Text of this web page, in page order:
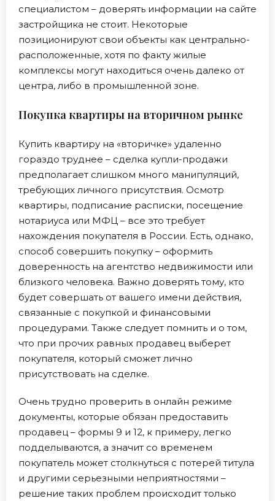
специалистом – доверять информации на сайте
застройщика не стоит. Некоторые
позиционируют свои объекты как центрально-
расположенные, хотя по факту жилые
комплексы могут находиться очень далеко от
центра, либо в промышленной зоне.
Покупка квартиры на вторичном рынке
Купить квартиру на «вторичке» удаленно
гораздо труднее – сделка купли-продажи
предполагает слишком много манипуляций,
требующих личного присутствия. Осмотр
квартиры, подписание расписки, посещение
нотариуса или МФЦ – все это требует
нахождения покупателя в России. Есть, однако,
способ совершить покупку – оформить
доверенность на агентство недвижимости или
близкого человека. Важно доверять тому, кто
будет совершать от вашего имени действия,
связанные с покупкой и финансовыми
процедурами. Также следует помнить и о том,
что при прочих равных продавец выберет
покупателя, который сможет лично
присутствовать на сделке.
Очень трудно проверить в онлайн режиме
документы, которые обязан предоставить
продавец – формы 9 и 12, к примеру, легко
подделываются, а значит со временем
покупатель может столкнуться с потерей титула
и другими серьезными неприятностями –
решение таких проблем происходит только